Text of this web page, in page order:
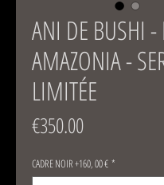
ANI DE BUSHI -
AMAZONIA -
LIMITÉE
€350.00Price
CADRE NOIR +160, 00 € *